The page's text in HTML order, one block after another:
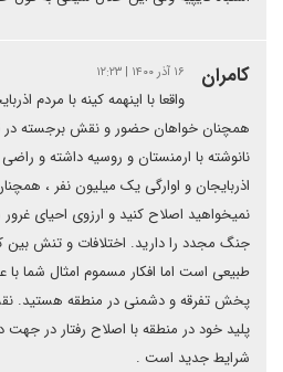
کامران ۱۶ آذر ۱۴۰۰ | ۱۲:۲۳
واقعا با اینهمه کینه با مردم
اذربایجان و اوارگی یک میلیون نفر ،
نمیخواهید اصلاح کنید و ارزوی احیای
جنگ مجدد را دارید. اختلافات و تنش بین
طبیعی است اما افکار مسموم امثال شما
پخش تفرقه و دشمنی در منطقه هستید.
پلید خود در منطقه با اصلاح رفتار در
شرایط جدید است .